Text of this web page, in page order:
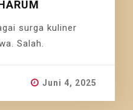
surga kuliner
Salah.
Juni 4, 2025